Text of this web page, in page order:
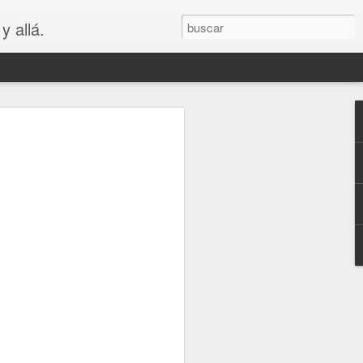
allá.
PARA VAGOS !!😆😲😳
DE LOS MEJORES
ver que es bastante cierto.